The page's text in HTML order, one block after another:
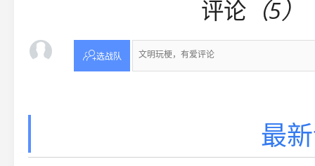
评论 （5）
选战队
最